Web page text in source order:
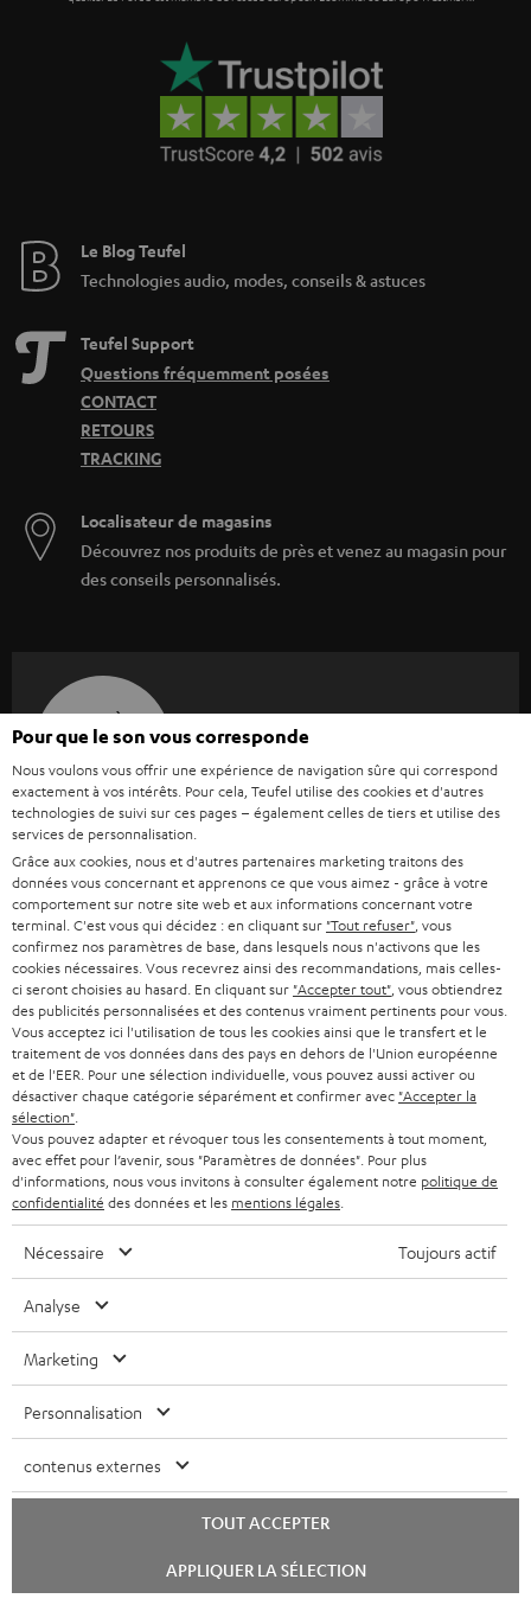
Le Blog Teufel
Technologies audio, modes, conseils & astuces
Teufel Support
Questions fréquemment posées
CONTACT
RETOURS
TRACKING
Localisateur de magasins
Découvrez nos produits de près et venez au magasin pour
des conseils personnalisés.
JUSQU'À -
45 €
I
n
s
c
r
i
v
e
z
-
v
o
u
s
à
l
a
n
e
l
Choisissez votre bon d'achat !
Inscrivez-vous à la newsletter et recevez jusqu'à
45 € de remise.
EMAIL
WIDGET
SMART HOME
Société
SUPPORT
CARRIÈRE
PRESSE
Boutiques en ligne Teufel
ALLEMAGNE
AUTRICHE
chat
Pour que le son vous corresponde
Nous voulons vous offrir une expérience de navigation sûre qui correspond
exactement à vos intérêts. Pour cela, Teufel utilise des cookies et d'autres
technologies de suivi sur ces pages – également celles de tiers et utilise des
services de personnalisation.
Grâce aux cookies, nous et d'autres partenaires marketing traitons des
données vous concernant et apprenons ce que vous aimez - grâce à votre
comportement sur notre site web et aux informations concernant votre
terminal. C'est vous qui décidez : en cliquant sur "Tout refuser" , vous
confirmez nos paramètres de base, dans lesquels nous n'activons que les
cookies nécessaires. Vous recevrez ainsi des recommandations, mais celles-
ci seront choisies au hasard. En cliquant sur "Accepter tout" , vous obtiendrez
des publicités personnalisées et des contenus vraiment pertinents pour vous.
Vous acceptez ici l'utilisation de tous les cookies ainsi que le transfert et le
traitement de vos données dans des pays en dehors de l'Union européenne
et de l'EER. Pour une sélection individuelle, vous pouvez aussi activer ou
désactiver chaque catégorie séparément et confirmer avec "Accepter la
sélection"
Vous pouvez adapter et révoquer tous les consentements à tout moment,
avec effet pour l’avenir, sous "Paramètres de données". Pour plus
d'informations, nous vous invitons à consulter également notre politique de
confidentialité des données et les mentions légales
Nécessaire Toujours actif
Analyse
Marketing
Personnalisation
contenus externes
TOUT ACCEPTER
APPLIQUER LA SÉLECTION